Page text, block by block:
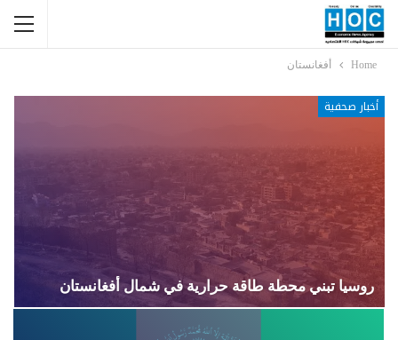
Home أفغانستان
أخبار صحفية
روسيا تبني محطة طاقة حرارية في شمال أفغانستان